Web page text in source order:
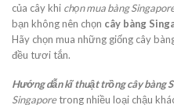
của cây khi chọn mua bàng
bạn không nên chọn cây bàng
Hãy chọn mua những giống cây
đều tươi tắn.
Hướng dẫn kĩ thuật trồng cây bàng
Singaporetrong nhiều loại chậu